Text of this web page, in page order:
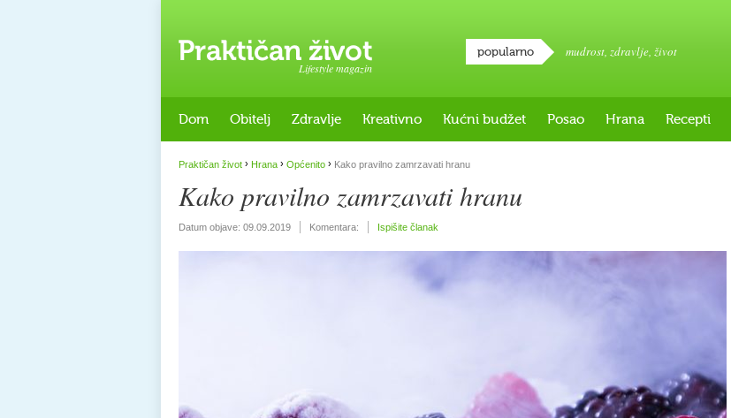
Lifestyle magazin
popularno mudrost, zdravlje, život
Dom Obitelj Zdravlje Kreativno Kućni budžet Posao Hrana Recepti
Praktičan život › Hrana › Općenito › Kako pravilno zamrzavati hranu
Kako pravilno zamrzavati hranu
Datum objave: 09.09.2019 Komentara: Ispišite članak